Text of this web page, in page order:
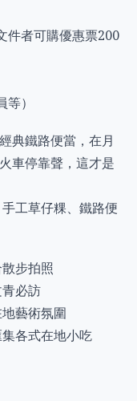
件者可購優惠票200
）
典鐵路便當，在月
車停靠聲，這才是
工草仔粿、鐵路便
步拍照
必訪
藝術氛圍
各式在地小吃